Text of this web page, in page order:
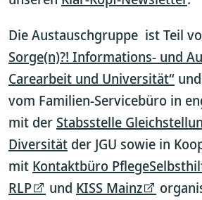
Die Austauschgruppe ist Teil
Sorge(n)?! Informations- und
Carearbeit und Universität“
vom Familien-Servicebüro in
mit der Stabsstelle
Diversität der JGU sowie in
mit Kontaktbüro
RLP
und KISS Mainz